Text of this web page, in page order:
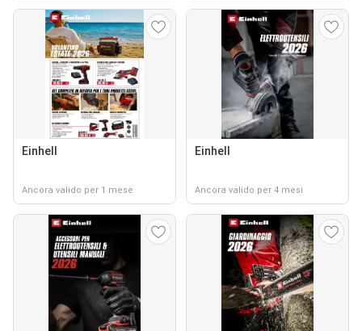
Einhell
Ancora valido per 1 mese
Einhell
Ancora valido per 4 mesi